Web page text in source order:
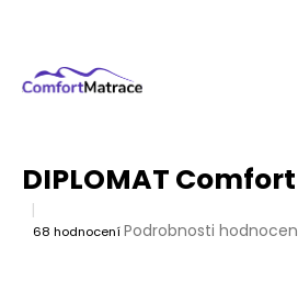
DIPLOMAT
Průměrné
68 hodnoceníPodrobnosti